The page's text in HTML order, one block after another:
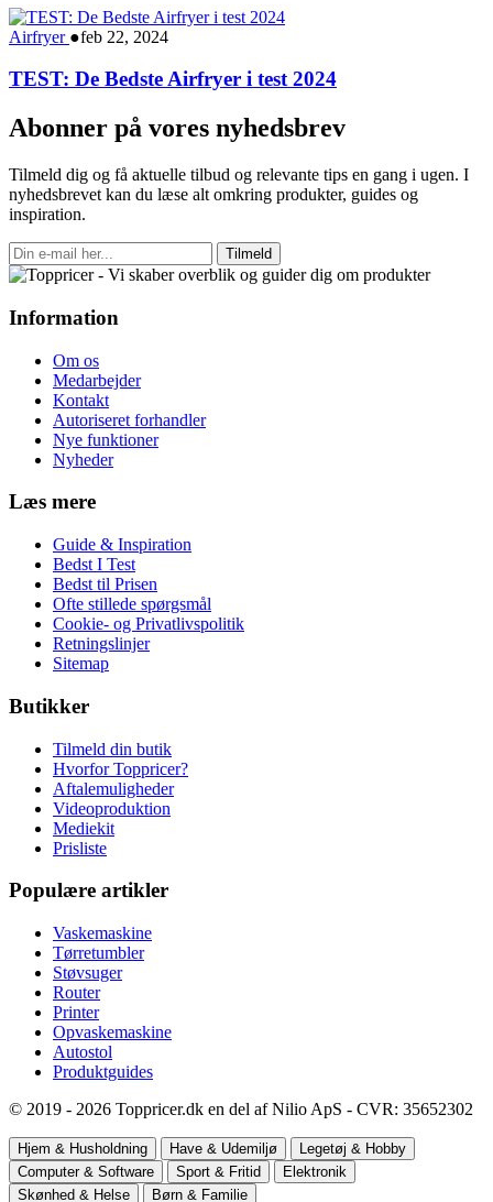
Airfryer ●feb 22, 2024
TEST: De Bedste Airfryer i test 2024
Abonner på vores nyhedsbrev
Tilmeld dig og få aktuelle tilbud og relevante tips en gang i ugen. I
nyhedsbrevet kan du læse alt omkring produkter, guides og
inspiration.
Tilmeld
Information
Om os
Medarbejder
Kontakt
Autoriseret forhandler
Nye funktioner
Nyheder
Læs mere
Guide & Inspiration
Bedst I Test
Bedst til Prisen
Ofte stillede spørgsmål
Cookie- og Privatlivspolitik
Retningslinjer
Sitemap
Butikker
Tilmeld din butik
Hvorfor Toppricer?
Aftalemuligheder
Videoproduktion
Mediekit
Prisliste
Populære artikler
Vaskemaskine
Tørretumbler
Støvsuger
Router
Printer
Opvaskemaskine
Autostol
Produktguides
© 2019 - 2026 Toppricer.dk en del af Nilio ApS - CVR: 35652302
Hjem & Husholdning Have & Udemiljø
Legetøj & Hobby
Computer & Software
Sport & Fritid
Elektronik
Skønhed & Helse
Børn & Familie